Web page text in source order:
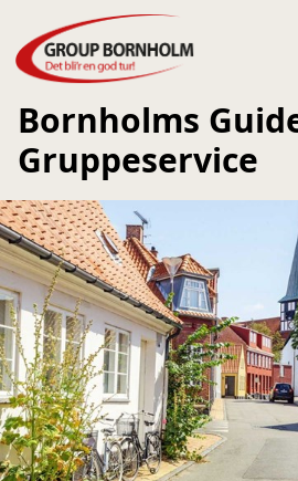
Bornholms
Gruppeservice